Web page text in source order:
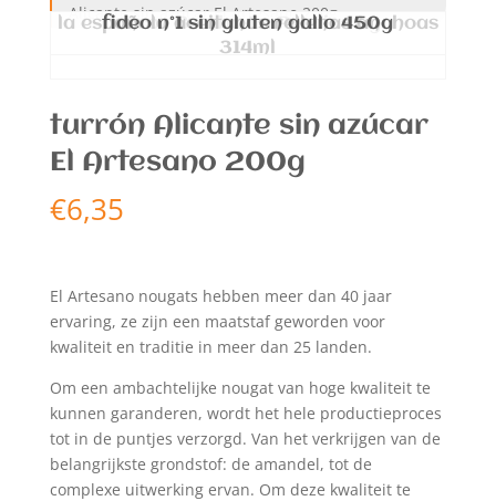
Alicante sin azúcar El Artesano 200g
turrón Alicante sin azúcar
El Artesano 200g
€6,35
El Artesano nougats hebben meer dan 40 jaar
ervaring, ze zijn een maatstaf geworden voor
kwaliteit en traditie in meer dan 25 landen.
Om een ​​ambachtelijke nougat van hoge kwaliteit te
kunnen garanderen, wordt het hele productieproces
tot in de puntjes verzorgd. Van het verkrijgen van de
belangrijkste grondstof: de amandel, tot de
complexe uitwerking ervan. Om deze kwaliteit te
arroz Bomba La Perdiz 1 kg
la española aceitunas rellenas anchoas
314ml
fideo n°1 sin gluten gallo 450g